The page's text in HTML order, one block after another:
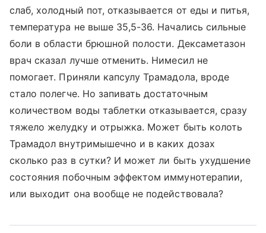
слаб, холодный пот, отказывается от еды и питья,
температура не выше 35,5-36. Начались сильные
боли в области брюшной полости. Дексаметазон
врач сказал лучше отменить. Нимесил не
помогает. Приняли капсулу Трамадола, вроде
стало полегче. Но запивать достаточным
количеством воды таблетки отказывается, сразу
тяжело желудку и отрыжка. Может быть колоть
Трамадол внутримышечно и в каких дозах
сколько раз в сутки? И может ли быть ухудшение
состояния побочным эффектом иммунотерапии,
или выходит она вообще не подействовала?